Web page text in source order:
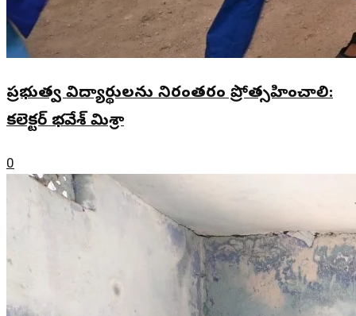
ప్రభుత్వ విద్యార్థులను నిరంతరం ప్రోత్సహించాలి:
కలెక్టర్ భవేశ్ మిశ్రా
0